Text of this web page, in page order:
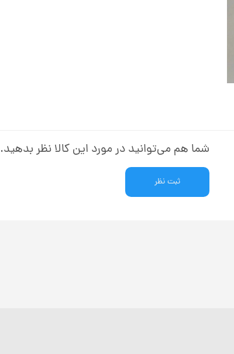
شما هم می‌توانید در مورد این کالا نظر بدهید.
ثبت نظر